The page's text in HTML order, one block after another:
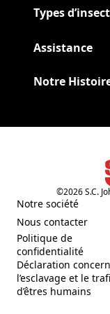
Types
Assistance
Notre
©2026S.C.
Notre société
(Opens in a new tab)
Nous contacter
(Opens in a new tab)
Politique de
confidentialité
(Opens in a new tab)
Déclaration
l’esclavage et le
d’êtres humains
(Opens in a new